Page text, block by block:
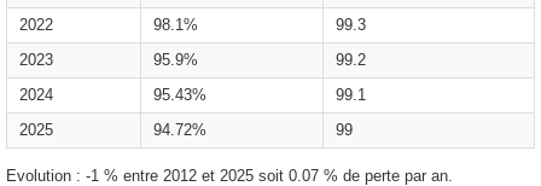
2022
98.1%
99.3
2023
95.9%
99.2
2024
95.43%
99.1
2025
94.72% 99
Evolution : -1 % entre 2012 et 2025 soit 0.07 % de perte par an.